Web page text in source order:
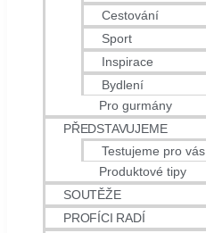
Cestování
Sport
Inspirace
Bydlení
Pro gurmány
PŘEDSTAVUJEME
Testujeme pro vás
Produktové tipy
SOUTĚŽE
PROFÍCI RADÍ